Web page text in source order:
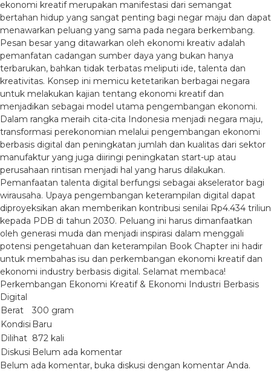
ekonomi kreatif merupakan manifestasi dari semangat
bertahan hidup yang sangat penting bagi negar maju dan dapat
menawarkan peluang yang sama pada negara berkembang.
Pesan besar yang ditawarkan oleh ekonomi kreativ adalah
pemanfatan cadangan sumber daya yang bukan hanya
terbarukan, bahkan tidak terbatas meliputi ide, talenta dan
kreativitas. Konsep ini memicu ketetarikan berbagai negara
untuk melakukan kajian tentang ekonomi kreatif dan
menjadikan sebagai model utama pengembangan ekonomi.
Dalam rangka meraih cita-cita Indonesia menjadi negara maju,
transformasi perekonomian melalui pengembangan ekonomi
berbasis digital dan peningkatan jumlah dan kualitas dari sektor
manufaktur yang juga diiringi peningkatan start-up atau
perusahaan rintisan menjadi hal yang harus dilakukan.
Pemanfaatan talenta digital berfungsi sebagai akselerator bagi
wirausaha. Upaya pengembangan keterampilan digital dapat
diproyeksikan akan memberikan kontribusi senilai Rp4.434 triliun
kepada PDB di tahun 2030. Peluang ini harus dimanfaatkan
oleh generasi muda dan menjadi inspirasi dalam menggali
potensi pengetahuan dan keterampilan Book Chapter ini hadir
untuk membahas isu dan perkembangan ekonomi kreatif dan
ekonomi industry berbasis digital. Selamat membaca!
Perkembangan Ekonomi Kreatif & Ekonomi Industri Berbasis
Digital
Berat
300 gram
Kondisi Baru
Dilihat 872 kali
Diskusi Belum ada komentar
Belum ada komentar, buka diskusi dengan komentar Anda.